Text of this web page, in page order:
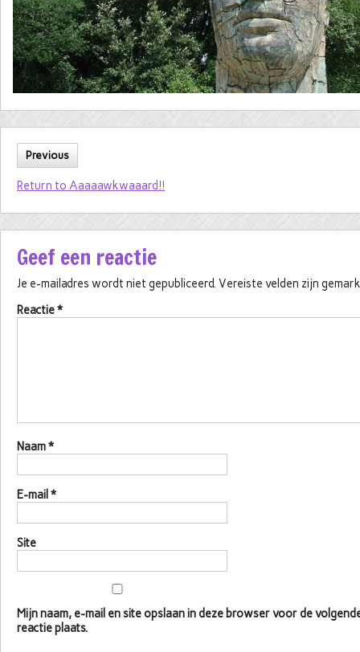
Previous
Return to Aaaaawkwaaard!!
Geef een reactie
Je e-mailadres wordt niet gepubliceerd. Vereiste velden zijn
Reactie*
Naam*
E-mail *
Site
Mijn naam, e-mail en site opslaan in deze browser voor de
reactie plaats.